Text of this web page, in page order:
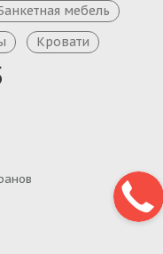
мебель
Кровати